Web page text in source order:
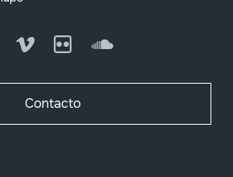
Issuu Vimeo Flickr SoundCloud
Contacto